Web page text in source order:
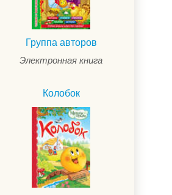
Группа авторов
Электронная книга
Колобок